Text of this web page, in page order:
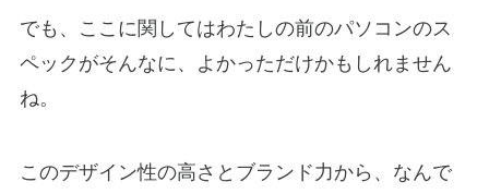
でも、ここに関してはわたしの前のパソコンのス
ペックがそんなに、よかっただけかもしれません
ね。
このデザイン性の高さとブランド力から、なんで